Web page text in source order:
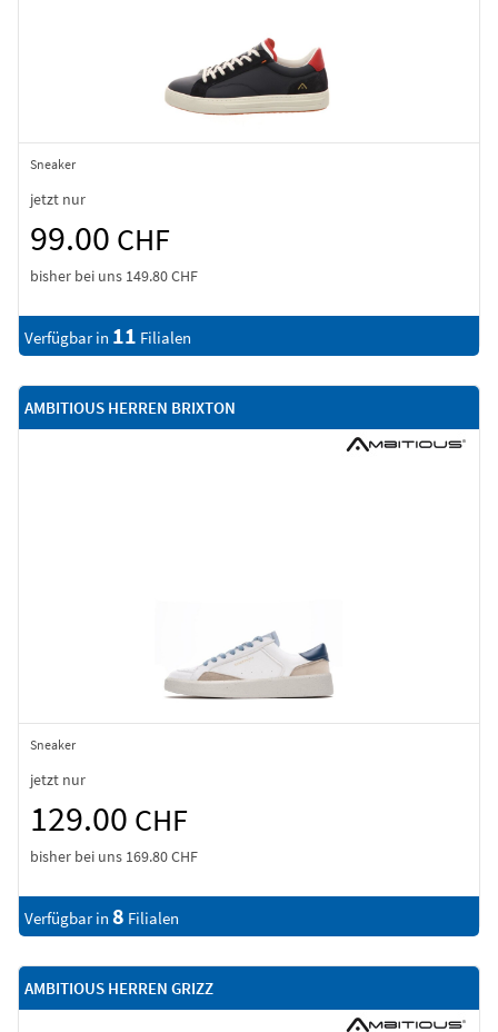
Sneaker
jetzt nur
99.00 CHF
bisher bei uns 149.80 CHF
Verfügbar in 11 Filialen
AMBITIOUS HERREN BRIXTON
Sneaker
jetzt nur
129.00 CHF
bisher bei uns 169.80 CHF
Verfügbar in 8 Filialen
AMBITIOUS HERREN GRIZZ